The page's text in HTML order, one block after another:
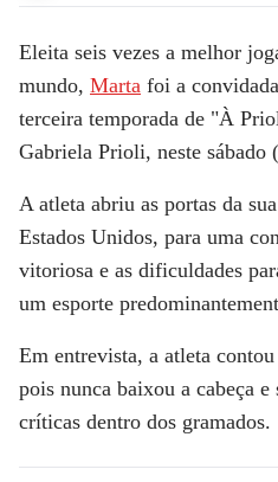
Eleita seis vezes a melhor
mundo, Marta foi a
terceira temporada de "À
Gabriela Prioli, neste sábado
A atleta abriu as portas da
Estados Unidos, para uma
vitoriosa e as dificuldades
um esporte
Em entrevista, a atleta
pois nunca baixou a cabeça e
críticas dentro dos gramados.